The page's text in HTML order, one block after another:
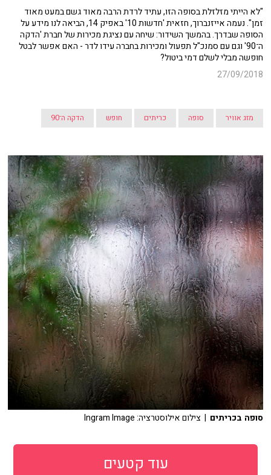
"לא הייתי מזלזלת בסופה הזו, עתיד לרדת הרבה מאוד גשם במעט מאוד
זמן". נעמה אייזנברוך, חזאית 'חדשות 10' באפיק 14, הביאה לנו מידע על
הסופה שבדרך. בהמשך השידור: שיחה עם נציגת מכירות של חברת 'הדקה
ה־90' וגם עם סמנכ"ל תפעול ומכירות בחברה עידו לדר - האם אפשר לבטל
חופשה מבלי לשלם דמי ביטול?
27/09/2018
מזג אוויר סופה כריתים חופש הדקה ה־90
סופה בכריתים | צילום אילוסטרציה: Ingram Image
עוד קטעים